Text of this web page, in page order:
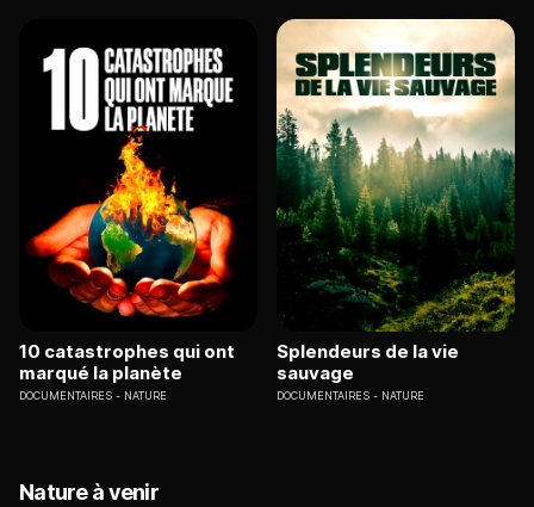
10 catastrophes qui ont
marqué la planète
DOCUMENTAIRES NATURE
Splendeurs de la vie
sauvage
DOCUMENTAIRES NATURE
Nature à venir